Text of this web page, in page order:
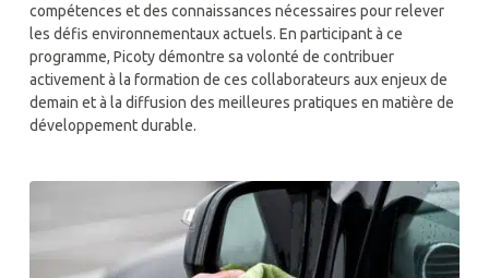
compétences et des connaissances nécessaires pour relever
les défis environnementaux actuels. En participant à ce
programme, Picoty démontre sa volonté de contribuer
activement à la formation de ces collaborateurs aux enjeux de
demain et à la diffusion des meilleures pratiques en matière de
développement durable.